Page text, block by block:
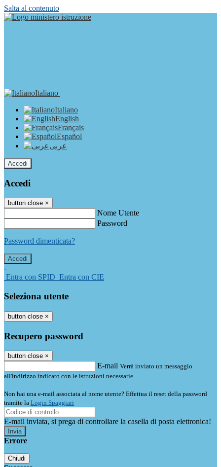
Salta al contenuto
Italiano
Italiano
English
Français
Español
عربى
Accedi
Accedi
button close ×
Nome Utente
Password
Password dimenticata?
-
Entra con SPID Entra con CIE
Seleziona utente
button close ×
Recupero password
button close ×
E-mail Verrà inviato un messaggio
all'indirizzo indicato con le istruzioni necessarie.
Non hai una e-mail associata al nome utente? Effettua il reset della password
tramite la Login Spaggiari
E-mail inviata, si prega di controllare la casella di posta elettronica!
Errore
Chiudi